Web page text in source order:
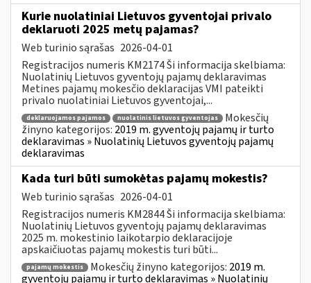
Kurie nuolatiniai Lietuvos gyventojai privalo
deklaruoti 2025 metų pajamas?
Web turinio sąrašas 2026-04-01
Registracijos numeris KM2174 Ši informacija skelbiama:
Nuolatinių Lietuvos gyventojų pajamų deklaravimas
Metines pajamų mokesčio deklaracijas VMI pateikti
privalo nuolatiniai Lietuvos gyventojai,...
deklaruojamos pajamos nuolatinis lietuvos gyventojas
Mokesčių
žinyno kategorijos: 2019 m. gyventojų pajamų ir turto
deklaravimas » Nuolatinių Lietuvos gyventojų pajamų
deklaravimas
Kada turi būti sumokėtas pajamų mokestis?
Web turinio sąrašas 2026-04-01
Registracijos numeris KM2844 Ši informacija skelbiama:
Nuolatinių Lietuvos gyventojų pajamų deklaravimas
2025 m. mokestinio laikotarpio deklaracijoje
apskaičiuotas pajamų mokestis turi būti...
pajamų mokestis Mokesčių žinyno kategorijos: 2019 m.
gyventojų pajamų ir turto deklaravimas » Nuolatinių